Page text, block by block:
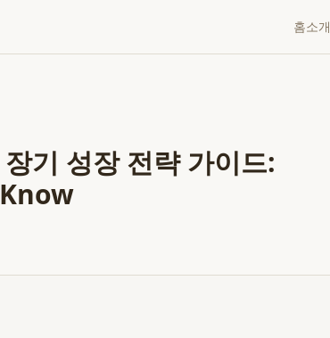
홈소개
기 성장 전략 가이드: